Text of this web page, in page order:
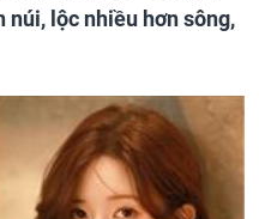
lộc nhiều hơn sông,